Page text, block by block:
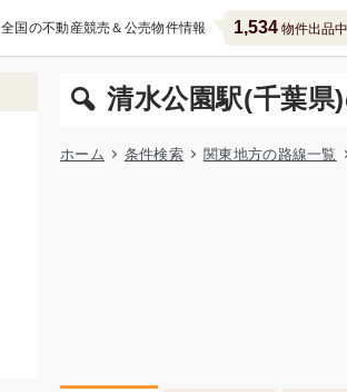
全国の不動産競売＆公売物件情報 1,534物件出品中
清水公園駅(千葉県
ホーム 条件検索 関東地方の路線一覧